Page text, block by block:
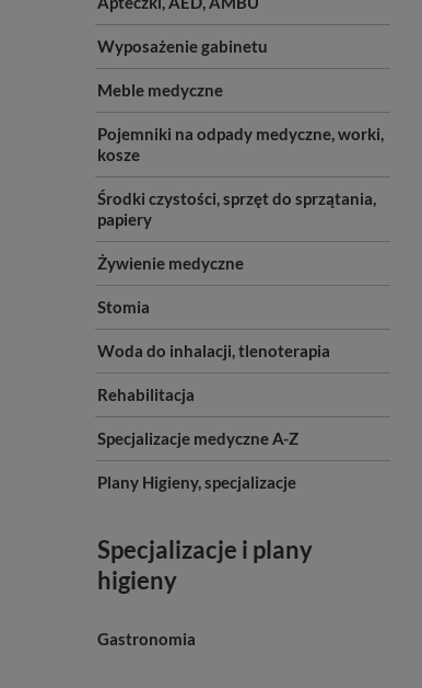
Wyposażenie gabinetu
Meble medyczne
Pojemniki na odpady medyczne, worki,
kosze
Środki czystości, sprzęt do sprzątania,
papiery
Żywienie medyczne
Stomia
Woda do inhalacji, tlenoterapia
Rehabilitacja
Specjalizacje medyczne A-Z
Plany Higieny, specjalizacje
Specjalizacje i plany
higieny
Gastronomia